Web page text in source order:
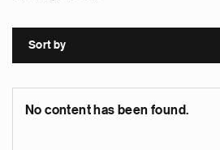
Sort by
No content has been found.